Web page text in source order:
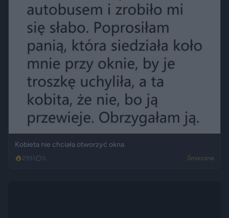
Kobieta nie chciała otworzyć okna
2951 5 Śmieszne